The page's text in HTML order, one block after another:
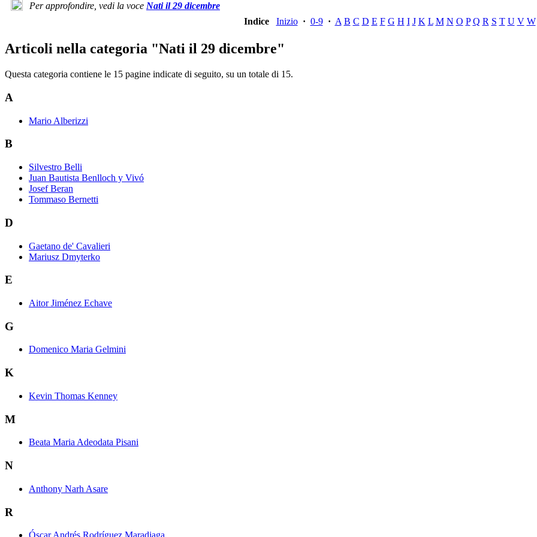
Per approfondire, vedi la voce Nati il 29 dicembre
Indice
Inizio · 0-9 · A B C D E F G H I J K L M N O P Q R S T U V W
Articoli nella categoria "Nati il 29 dicembre"
Questa categoria contiene le 15 pagine indicate di seguito, su un totale di 15.
A
Mario Alberizzi
B
Silvestro Belli
Juan Bautista Benlloch y Vivó
Josef Beran
Tommaso Bernetti
D
Gaetano de' Cavalieri
Mariusz Dmyterko
E
Aitor Jiménez Echave
G
Domenico Maria Gelmini
K
Kevin Thomas Kenney
M
Beata Maria Adeodata Pisani
N
Anthony Narh Asare
R